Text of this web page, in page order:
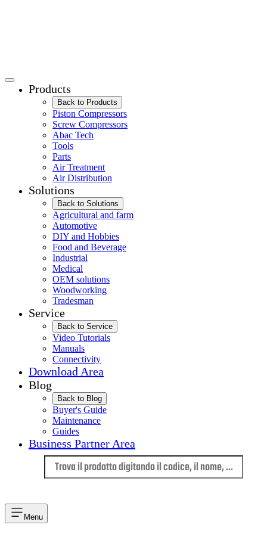
Products
Back to Products
Piston Compressors
Screw Compressors
Abac Tech
Tools
Parts
Air Treatment
Air Distribution
Solutions
Back to Solutions
Agricultural and farm
Automotive
DIY and Hobbies
Food and Beverage
Industrial
Medical
OEM solutions
Woodworking
Tradesman
Service
Back to Service
Video Tutorials
Manuals
Connectivity
Download Area
Blog
Back to Blog
Buyer's Guide
Maintenance
Guides
Business Partner Area
Menu